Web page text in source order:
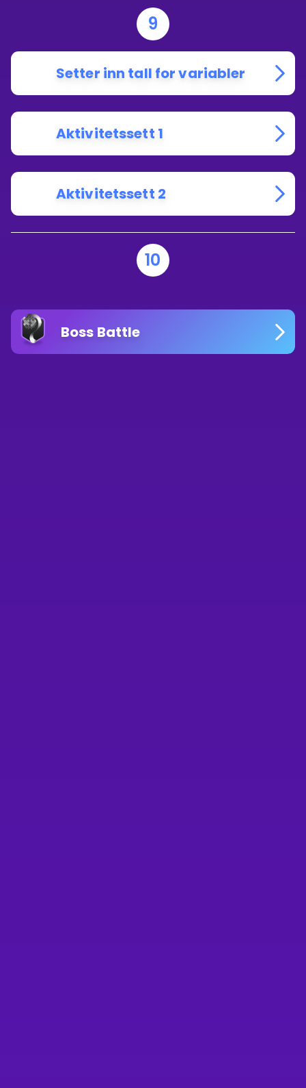
9
Setter inn tall for variabler
Aktivitetssett 1
Aktivitetssett 2
10
Boss Battle